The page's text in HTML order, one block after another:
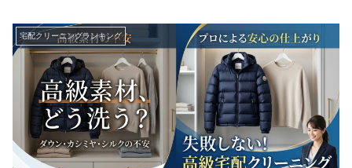
宅配クリーニングランキング